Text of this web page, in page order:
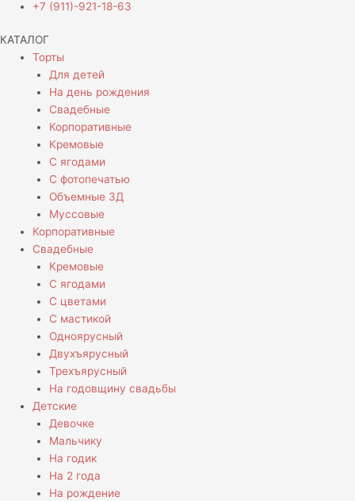
+7 (911)-921-18-63
КАТАЛОГ
Торты
Для детей
На день рождения
Свадебные
Корпоративные
Кремовые
С ягодами
С фотопечатью
Объемные 3Д
Муссовые
Корпоративные
Свадебные
Кремовые
С ягодами
С цветами
С мастикой
Одноярусный
Двухъярусный
Трехъярусный
На годовщину свадьбы
Детские
Девочке
Мальчику
На годик
На 2 года
На рождение